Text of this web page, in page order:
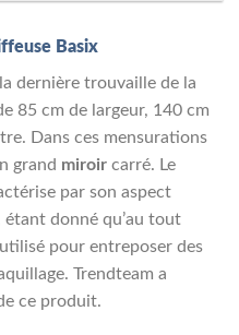
Basix
dernière trouvaille de la
85 cm de largeur, 140 cm
Dans ces mensurations
grand miroir carré. Le
par son aspect
donné qu’au tout
pour entreposer des
Trendteam a
ce produit.